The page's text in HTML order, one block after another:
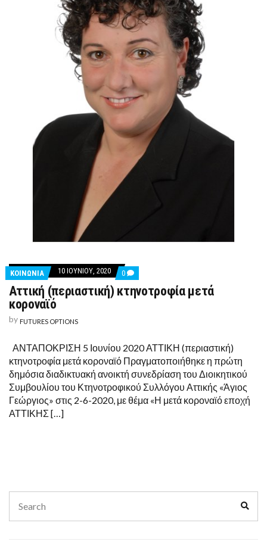
ΚΟΙΝΩΝΙΑ 10 ΙΟΥΝΊΟΥ, 2020 0 COMMENTS
ON
ΑΤΤΙΚΉ
(ΠΕΡΙΑΣΤΙΚΉ)
Αττική (περιαστική) κτηνοτροφία μετά
κοροναϊό
by FUTURES OPTIONS
ΑΝΤΑΠΟΚΡΙΣΗ 5 Ιουνίου 2020 ΑΤΤΙΚΗ (περιαστική)
κτηνοτροφία μετά κοροναϊό Πραγματοποιήθηκε η πρώτη
δημόσια διαδικτυακή ανοικτή συνεδρίαση του Διοικητικού
Συμβουλίου του Κτηνοτροφικού Συλλόγου Αττικής «Άγιος
Γεώργιος» στις 2-6-2020, με θέμα «Η μετά κοροναϊό εποχή
ΑΤΤΙΚΗΣ […]
for: